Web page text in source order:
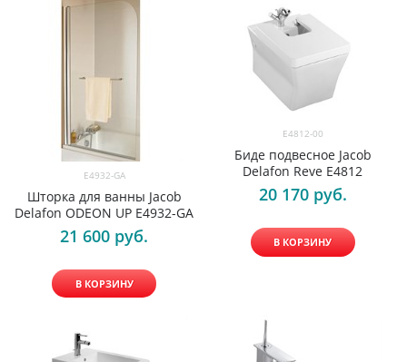
E4932-GA
Шторка для ванны Jacob
Delafon ODEON UP E4932-GA
21 600 руб.
В КОРЗИНУ
E4812-00
Биде подвесное Jacob
Delafon Reve E4812
20 170 руб.
В КОРЗИНУ